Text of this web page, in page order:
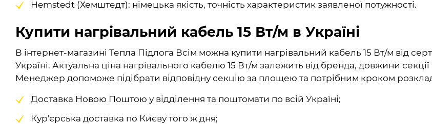
Hemstedt (Хемштедт): німецька якість, точність характеристик заявленої потужності.
Купити нагрівальний кабель 15 Вт/м в Україні
В інтернет-магазині Тепла Підлога Всім можна купити нагрівальний кабель 15 Вт/м від
Україні. Актуальна ціна нагрівального кабелю 15 Вт/м залежить від бренда, довжини секції
Менеджер допоможе підібрати відповідну секцію за площею та потрібним кроком
Доставка Новою Поштою у відділення та поштомати по всій Україні;
Кур'єрська доставка по Києву того ж дня;